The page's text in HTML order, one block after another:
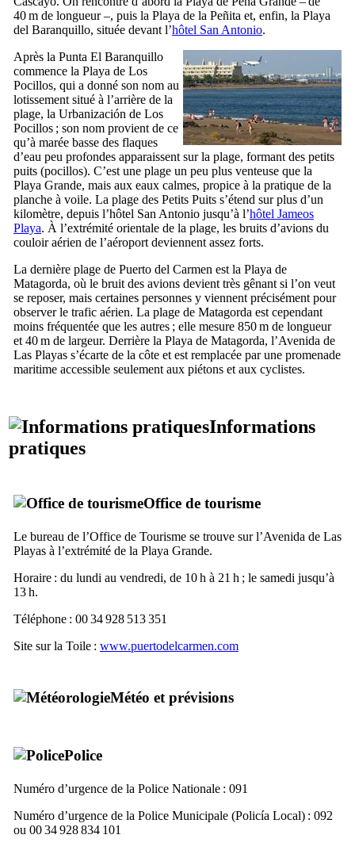
40 m de longueur –, puis la Playa de la Peñita et, enfin, la Playa
del Baranquillo, située devant l’hôtel San Antonio.
Après la Punta El Baranquillo
commence la Playa de Los
Pocillos, qui a donné son nom au
lotissement situé à l’arrière de la
plage, la Urbanización de Los
Pocillos ; son nom provient de ce
qu’à marée basse des flaques
d’eau peu profondes apparaissent sur la plage, formant des petits
puits (pocillos). C’est une plage un peu plus venteuse que la
Playa Grande, mais aux eaux calmes, propice à la pratique de la
planche à voile. La plage des Petits Puits s’étend sur plus d’un
kilomètre, depuis l’hôtel San Antonio jusqu’à l’hôtel Jameos
Playa. À l’extrémité orientale de la plage, les bruits d’avions du
couloir aérien de l’aéroport deviennent assez forts.
La dernière plage de Puerto del Carmen est la Playa de
Matagorda, où le bruit des avions devient très gênant si l’on veut
se reposer, mais certaines personnes y viennent précisément pour
observer le trafic aérien. La plage de Matagorda est cependant
moins fréquentée que les autres ; elle mesure 850 m de longueur
et 40 m de largeur. Derrière la Playa de Matagorda, l’Avenida de
Las Playas s’écarte de la côte et est remplacée par une promenade
maritime accessible seulement aux piétons et aux cyclistes.
Informations
pratiques
Office de tourisme
Le bureau de l’Office de Tourisme se trouve sur l’Avenida de Las
Playas à l’extrémité de la Playa Grande.
Horaire : du lundi au vendredi, de 10 h à 21 h ; le samedi jusqu’à
13 h.
Téléphone : 00 34 928 513 351
Site sur la Toile : www.puertodelcarmen.com
Météo et prévisions
Police
Numéro d’urgence de la Police Nationale : 091
Numéro d’urgence de la Police Municipale (Policía Local) : 092
ou 00 34 928 834 101